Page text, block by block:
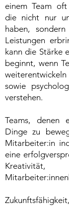
einem Team oft
die nicht nur
haben,
Leistungen
kann die Stärke
beginnt, wenn
weiterentwickeln
sowie
verstehen.
Teams, denen
Dinge zu
Mitarbeiter:in
eine
Zukunftsfähigkeit,